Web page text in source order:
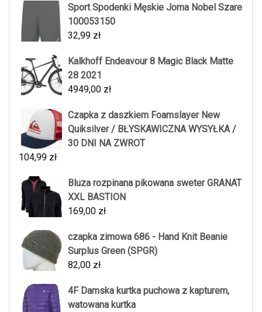
Sport Spodenki Męskie Joma Nobel Szare
100053150
32,99 zł
Kalkhoff Endeavour 8 Magic Black Matte
28 2021
4949,00 zł
Czapka z daszkiem Foamslayer New
Quiksilver / BŁYSKAWICZNA WYSYŁKA /
30 DNI NA ZWROT
104,99 zł
Bluza rozpinana pikowana sweter GRANAT
XXL BASTION
169,00 zł
czapka zimowa 686 - Hand Knit Beanie
Surplus Green (SPGR)
82,00 zł
4F Damska kurtka puchowa z kapturem,
watowana kurtka